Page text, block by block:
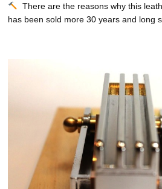
There are the reasons why this
has been sold more 30 years and long